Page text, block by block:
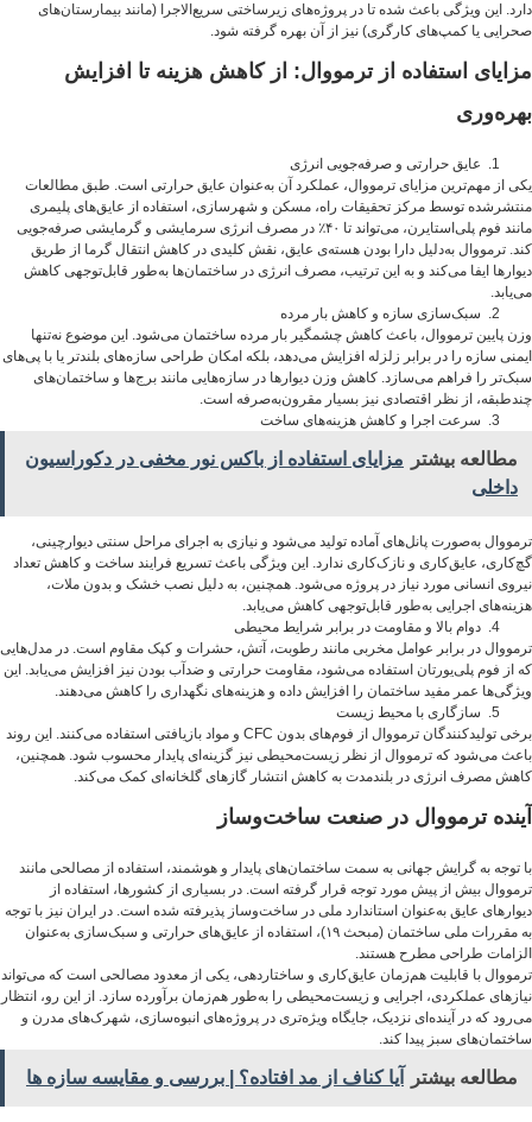
دارد. این ویژگی باعث شده تا در پروژه‌های زیرساختی سریع‌الاجرا (مانند بیمارستان‌های
صحرایی یا کمپ‌های کارگری) نیز از آن بهره گرفته شود.
مزایای استفاده از ترمووال: از کاهش هزینه تا افزایش
بهره‌وری
عایق حرارتی و صرفه‌جویی انرژی
یکی از مهم‌ترین مزایای ترمووال، عملکرد آن به‌عنوان عایق حرارتی است. طبق مطالعات
منتشرشده توسط مرکز تحقیقات راه، مسکن و شهرسازی، استفاده از عایق‌های پلیمری
مانند فوم پلی‌استایرن، می‌تواند تا ۴۰٪ در مصرف انرژی سرمایشی و گرمایشی صرفه‌جویی
کند. ترمووال به‌دلیل دارا بودن هسته‌ی عایق، نقش کلیدی در کاهش انتقال گرما از طریق
دیوارها ایفا می‌کند و به این ترتیب، مصرف انرژی در ساختمان‌ها به‌طور قابل‌توجهی کاهش
می‌یابد.
سبک‌سازی سازه و کاهش بار مرده
وزن پایین ترمووال، باعث کاهش چشمگیر بار مرده ساختمان می‌شود. این موضوع نه‌تنها
ایمنی سازه را در برابر زلزله افزایش می‌دهد، بلکه امکان طراحی سازه‌های بلندتر یا با پی‌های
سبک‌تر را فراهم می‌سازد. کاهش وزن دیوارها در سازه‌هایی مانند برج‌ها و ساختمان‌های
چندطبقه، از نظر اقتصادی نیز بسیار مقرون‌به‌صرفه است.
سرعت اجرا و کاهش هزینه‌های ساخت
مطالعه بیشتر
مزایای استفاده از باکس نور مخفی در دکوراسیون
داخلی
ترمووال به‌صورت پانل‌های آماده تولید می‌شود و نیازی به اجرای مراحل سنتی دیوارچینی،
گچ‌کاری، عایق‌کاری و نازک‌کاری ندارد. این ویژگی باعث تسریع فرایند ساخت و کاهش تعداد
نیروی انسانی مورد نیاز در پروژه می‌شود. همچنین، به دلیل نصب خشک و بدون ملات،
هزینه‌های اجرایی به‌طور قابل‌توجهی کاهش می‌یابد.
دوام بالا و مقاومت در برابر شرایط محیطی
ترمووال در برابر عوامل مخربی مانند رطوبت، آتش، حشرات و کپک مقاوم است. در مدل‌هایی
که از فوم پلی‌یورتان استفاده می‌شود، مقاومت حرارتی و ضدآب بودن نیز افزایش می‌یابد. این
ویژگی‌ها عمر مفید ساختمان را افزایش داده و هزینه‌های نگهداری را کاهش می‌دهند.
سازگاری با محیط زیست
برخی تولیدکنندگان ترمووال از فوم‌های بدون CFC و مواد بازیافتی استفاده می‌کنند. این روند
باعث می‌شود که ترمووال از نظر زیست‌محیطی نیز گزینه‌ای پایدار محسوب شود. همچنین،
کاهش مصرف انرژی در بلندمدت به کاهش انتشار گازهای گلخانه‌ای کمک می‌کند.
آینده ترمووال در صنعت ساخت‌وساز
با توجه به گرایش جهانی به سمت ساختمان‌های پایدار و هوشمند، استفاده از مصالحی مانند
ترمووال بیش از پیش مورد توجه قرار گرفته است. در بسیاری از کشورها، استفاده از
دیوارهای عایق به‌عنوان استاندارد ملی در ساخت‌وساز پذیرفته شده است. در ایران نیز با توجه
به مقررات ملی ساختمان (مبحث ۱۹)، استفاده از عایق‌های حرارتی و سبک‌سازی به‌عنوان
الزامات طراحی مطرح هستند.
ترمووال با قابلیت هم‌زمان عایق‌کاری و ساختاردهی، یکی از معدود مصالحی است که می‌تواند
نیازهای عملکردی، اجرایی و زیست‌محیطی را به‌طور هم‌زمان برآورده سازد. از این رو، انتظار
می‌رود که در آینده‌ای نزدیک، جایگاه ویژه‌تری در پروژه‌های انبوه‌سازی، شهرک‌های مدرن و
ساختمان‌های سبز پیدا کند.
مطالعه بیشتر آیا کناف از مد افتاده؟ | بررسی و مقایسه سازه ها